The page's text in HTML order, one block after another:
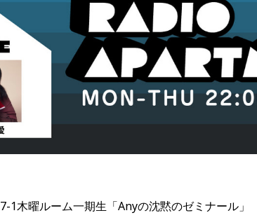
7-1木曜ルーム一期生「Anyの沈黙のゼミナール」